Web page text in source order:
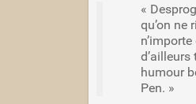
«
qu’on ne
humour
Pen. »